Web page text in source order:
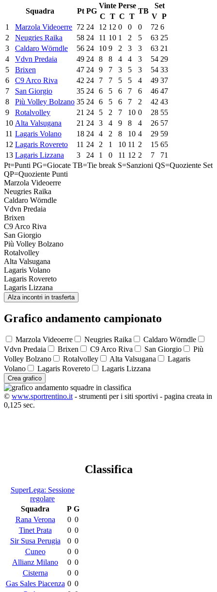
Squadra
Pt PG
Vinte Perse
TB
Set
C T C T V P
1
Marzola Videoerre 72 24 12 12 0 0 0 72 6
2
Neugries Raika 58 24 11 10 1 2 5 63 25
3
Caldaro Wörndle 56 24 10 9 2 3 3 63 21
4
Vdvn Predaia 49 24 8 8 4 4 3 54 29
5
Brixen 47 24 9 7 3 5 3 54 33
6
C9 Arco Riva 42 24 7 7 5 5 4 49 37
7
San Giorgio 35 24 6 5 6 7 6 46 47
8
Più Volley Bolzano 35 24 6 5 6 7 2 42 43
9
Rotalvolley 21 24 5 2 7 10 0 28 55
10 Alta Valsugana 21 24 3 4 9 8 4 26 57
11 Lagaris Volano 18 24 4 2 8 10 4 29 59
12 Lagaris Rovereto 11 24 2 1 10 11 2 15 65
13 Lagaris Lizzana 3 24 1 0 11 12 2 7
71
Pt=Punti PG=Giocate TB=Tie break S=Sanzioni QS=Quoziente Set
QP=Quoziente Punti
Marzola Videoerre
Neugries Raika
Caldaro Wörndle
Vdvn Predaia
Brixen
C9 Arco Riva
San Giorgio
Più Volley Bolzano
Rotalvolley
Alta Valsugana
Lagaris Volano
Lagaris Rovereto
Lagaris Lizzana
Alza incontri in trasferta
Grafico andamento campionato
Marzola Videoerre Neugries Raika
Caldaro Wörndle
Vdvn Predaia
Brixen C9 Arco Riva San Giorgio
Più
Volley Bolzano
Rotalvolley Alta Valsugana
Lagaris
Volano
Lagaris Rovereto Lagaris Lizzana
Crea grafico
© www.sportrentino.it- strumenti per i siti sportivi - pagina creata in
0,125 sec.
Classifica
SuperLega: Sessione
regolare
Squadra
P G
Rana Verona
0 0
Tinet Prata
0 0
Sir Susa Perugia
0 0
Cuneo
0 0
Allianz Milano
0 0
Cisterna
0 0
Gas Sales Piacenza 0 0